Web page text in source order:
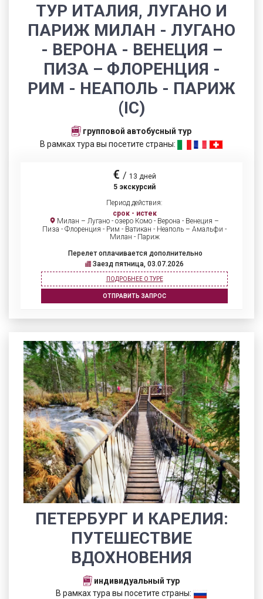
ТУР ИТАЛИЯ, ЛУГАНО И
ПАРИЖ МИЛАН - ЛУГАНО
- ВЕРОНА - ВЕНЕЦИЯ –
ПИЗА – ФЛОРЕНЦИЯ -
РИМ - НЕАПОЛЬ - ПАРИЖ
(IC)
групповой автобусный тур
В рамках тура вы посетите страны:
€ / 13 дней
5 экскурсий
Период действия:
срок - истек
Милан – Лугано - озеро Комо - Верона - Венеция –
Пиза - Флоренция - Рим - Ватикан - Неаполь – Амальфи -
Милан - Париж
Перелет оплачивается дополнительно
Заезд пятница, 03.07.2026
ПОДРОБНЕЕ О ТУРЕ
ОТПРАВИТЬ ЗАПРОС
ПЕТЕРБУРГ И КАРЕЛИЯ:
ПУТЕШЕСТВИЕ
ВДОХНОВЕНИЯ
индивидуальный тур
В рамках тура вы посетите страны: